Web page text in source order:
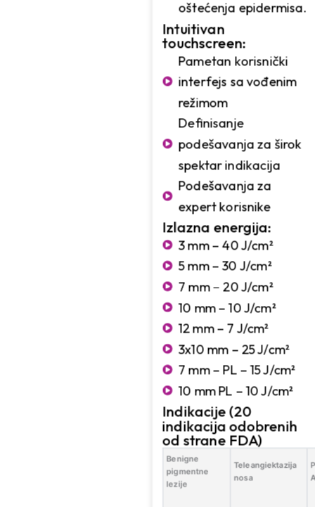
oštećenja epidermisa.
Intuitivan
touchscreen:
Pametan korisnički
interfejs sa vođenim
režimom
Definisanje
podešavanja za širok
spektar indikacija
Podešavanja za
expert korisnike
Izlazna energija:
3 mm – 40 J/cm²
5 mm – 30 J/cm²
7 mm – 20 J/cm²
10 mm – 10 J/cm²
12 mm – 7 J/cm²
3x10 mm – 25 J/cm²
7 mm – PL – 15 J/cm²
10 mm PL – 10 J/cm²
Indikacije (20
indikacija odobrenih
od strane FDA)
Benigne
pigmentne
lezije
Teleangiektazija
nosa